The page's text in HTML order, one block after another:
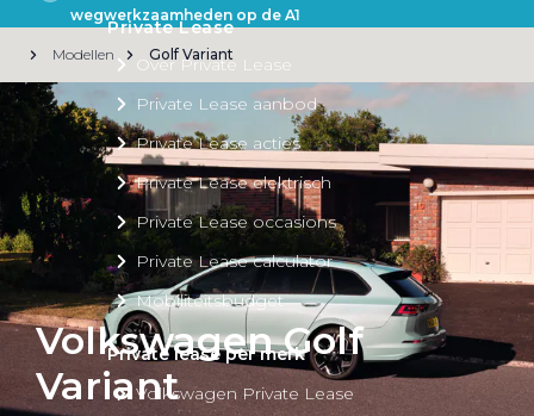
Private Lease
Over Private Lease
Private Lease aanbod
Private Lease acties
Private Lease elektrisch
Private Lease occasions
Private Lease calculator
Mobiliteitsbudget
Private lease per merk
Volkswagen Private Lease
wegwerkzaamheden op de A1
Modellen Golf Variant
Volkswagen Golf
Variant